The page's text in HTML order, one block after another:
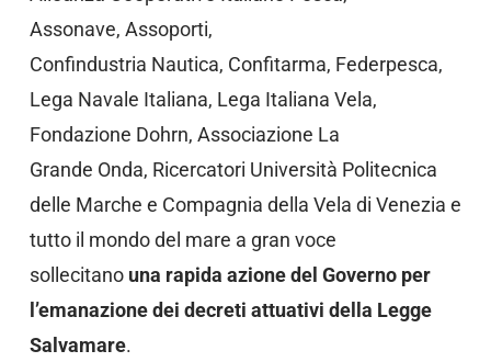
Assonave, Assoporti,
Confindustria Nautica, Confitarma, Federpesca,
Lega Navale Italiana, Lega Italiana Vela,
Fondazione Dohrn, Associazione La
Grande Onda, Ricercatori Università Politecnica
delle Marche e Compagnia della Vela di Venezia e
tutto il mondo del mare a gran voce
sollecitano una rapida azione del Governo per
l’emanazione dei decreti attuativi della Legge
Salvamare.